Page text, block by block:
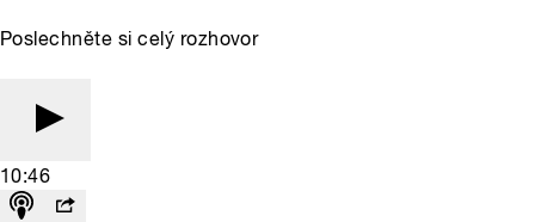
Poslechněte si celý rozhovor
10:46